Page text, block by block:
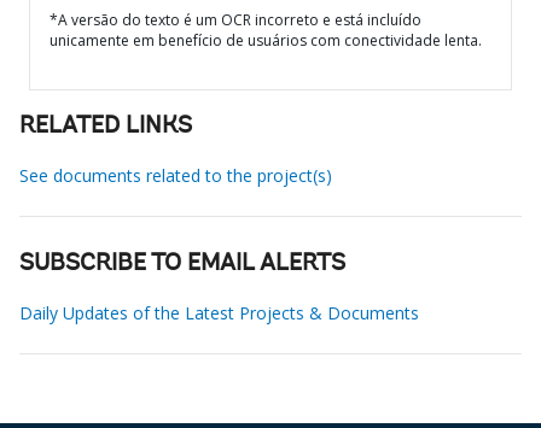
*A versão do texto é um OCR incorreto e está incluído
unicamente em benefício de usuários com conectividade lenta.
RELATED LINKS
See documents related to the project(s)
SUBSCRIBE TO EMAIL ALERTS
Daily Updates of the Latest Projects & Documents